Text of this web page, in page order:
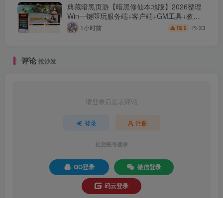
典藏暗黑页游【暗黑修仙本地版】2026整理
Win一键即玩服务端+客户端+GM工具+教程
【站长亲测】
1小时前 R9.9 23
评论 抢沙发
请登录后发表评论
登录 注册
社交账号登录
QQ登录 微信登录
码云登录